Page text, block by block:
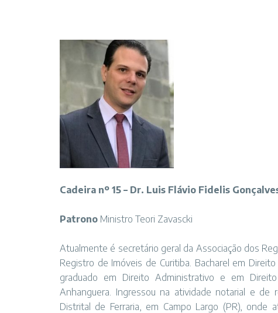
Cadeira nº 15 – Dr. Luis Flávio Fidelis
Patrono Ministro Teori Zavascki
Atualmente é secretário geral da Associação dos
Registro de Imóveis de Curitiba. Bacharel em
graduado em Direito Administrativo e em
Anhanguera. Ingressou na atividade notarial e
Distrital de Ferraria, em Campo Largo (PR), onde